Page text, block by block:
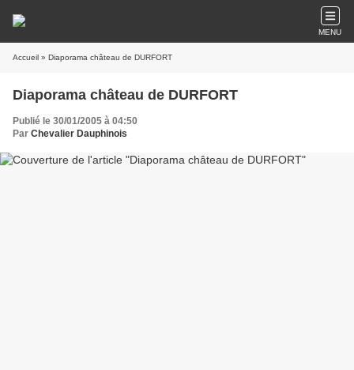
MENU
Accueil » Diaporama château de DURFORT
Diaporama château de DURFORT
Publié le 30/01/2005 à 04:50
Par Chevalier Dauphinois